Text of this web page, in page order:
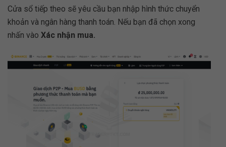
Cửa sổ tiếp theo sẽ yêu cầu bạn nhập hình thức chuyển
khoản và ngân hàng thanh toán. Nếu bạn đã chọn xong
nhấn vào Xác nhận mua.